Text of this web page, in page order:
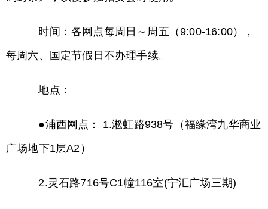
时间：各网点每周日～周五（9:00-16:00），
每周六、国定节假日不办理手续。
地点：
●浦西网点： 1.淞虹路938号（福缘湾九华商业
广场地下1层A2）
2.灵石路716号C1幢116室(宁汇广场三期)